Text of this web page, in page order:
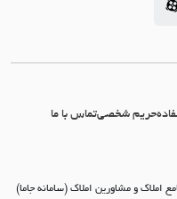
لینکداین
جاما در تلگرام
سامانه جاما در آپارات
حریم شخصیتماس با ما